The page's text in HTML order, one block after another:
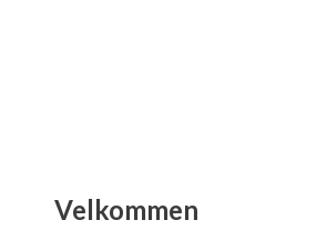
Velkommen